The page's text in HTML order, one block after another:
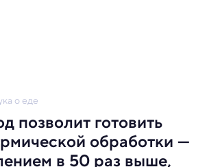
о еде
позволит готовить
обработки —
в 50 раз выше,